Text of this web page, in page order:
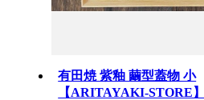
有田焼 紫釉 繭型蓋物 小
【ARITAYAKI-STORE